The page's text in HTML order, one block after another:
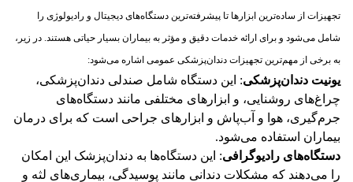
تجهیزات از ساده‌ترین ابزارها تا پیشرفته‌ترین دستگاه‌های دیجیتال و رادیولوژی را
شامل می‌شود و برای ارائه خدمات دقیق و مؤثر به بیماران بسیار حیاتی هستند. در زیر،
به برخی از مهم‌ترین تجهیزات دندان‌پزشکی عمومی اشاره می‌شود:
یونیت دندان‌پزشکی: این دستگاه شامل صندلی دندان‌پزشکی،
چراغ‌های روشنایی، و ابزارهای مختلفی مانند دستگاه‌های
جرم‌گیری، هوا و آب‌پاش و ابزارهای جراحی است که برای درمان
بیماران استفاده می‌شود.
دستگاه‌های رادیوگرافی: این دستگاه‌ها به دندان‌پزشک این امکان
را می‌دهند که مشکلات دندانی مانند پوسیدگی، بیماری‌های لثه و